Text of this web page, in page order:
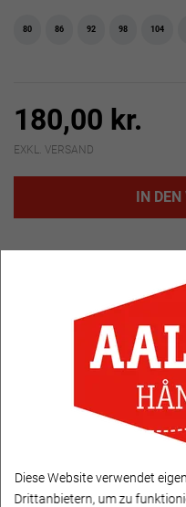
80 86 92 98 104
180,00 kr.
EXKL. VERSAND
IN
VERWANDTE
Diese Website verwendet
Drittanbietern, um zu